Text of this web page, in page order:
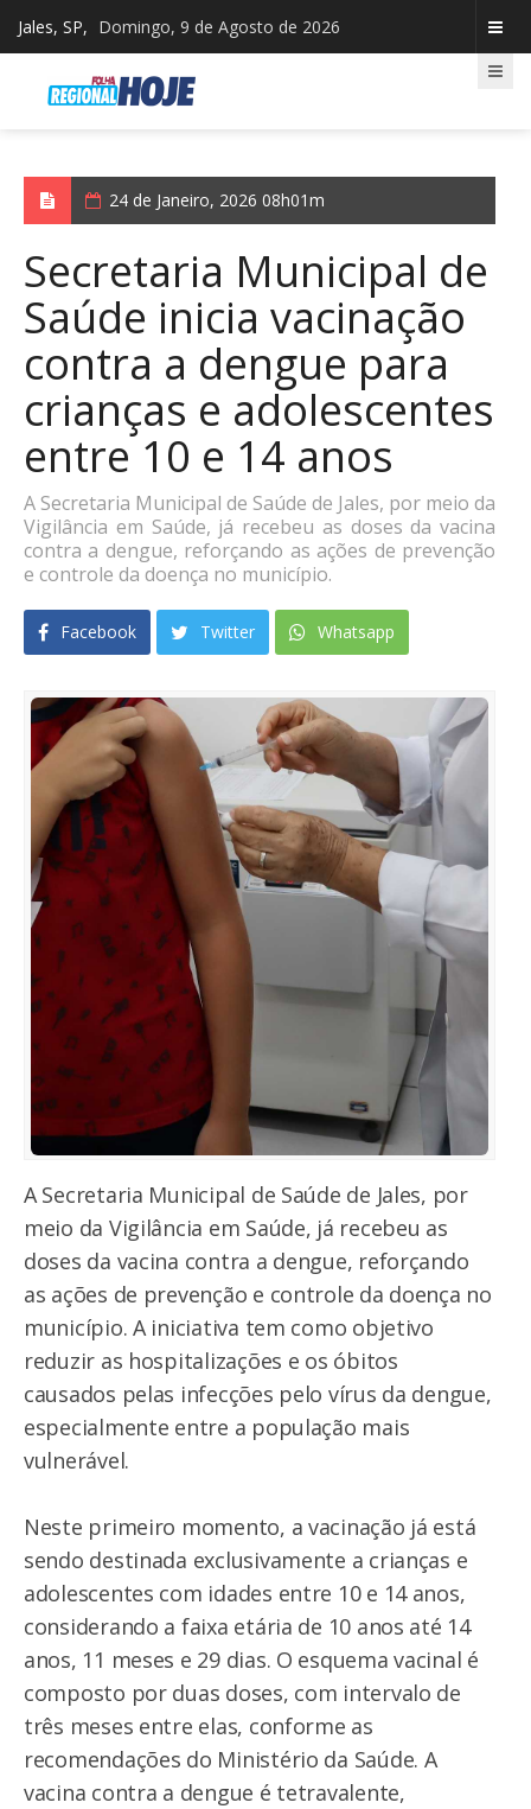
Jales, SP, Domingo, 9 de Agosto de 2026
24 de Janeiro, 2026 08h01m
Secretaria Municipal de
Saúde inicia vacinação
contra a dengue para
crianças e adolescentes
entre 10 e 14 anos
A Secretaria Municipal de Saúde de Jales, por meio da
Vigilância em Saúde, já recebeu as doses da vacina
contra a dengue, reforçando as ações de prevenção
e controle da doença no município.
Facebook Twitter Whatsapp
A Secretaria Municipal de Saúde de Jales, por
meio da Vigilância em Saúde, já recebeu as
doses da vacina contra a dengue, reforçando
as ações de prevenção e controle da doença no
município. A iniciativa tem como objetivo
reduzir as hospitalizações e os óbitos
causados pelas infecções pelo vírus da dengue,
especialmente entre a população mais
vulnerável.
Neste primeiro momento, a vacinação já está
sendo destinada exclusivamente a crianças e
adolescentes com idades entre 10 e 14 anos,
considerando a faixa etária de 10 anos até 14
anos, 11 meses e 29 dias. O esquema vacinal é
composto por duas doses, com intervalo de
três meses entre elas, conforme as
recomendações do Ministério da Saúde. A
vacina contra a dengue é tetravalente,